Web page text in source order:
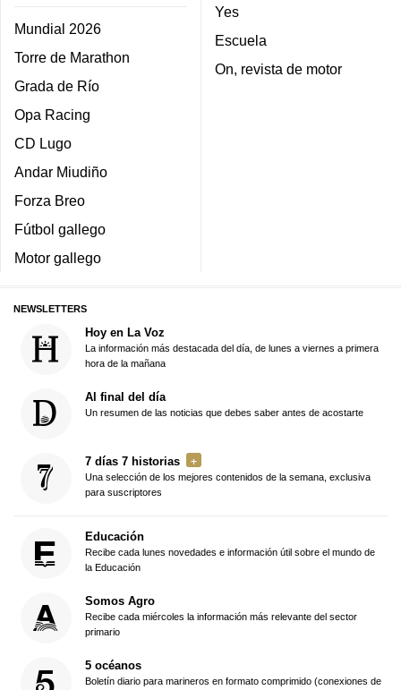
Mundial 2026
Torre de Marathon
Grada de Río
Opa Racing
CD Lugo
Andar Miudiño
Forza Breo
Fútbol gallego
Motor gallego
Yes
Escuela
On, revista de motor
NEWSLETTERS
Hoy en La Voz
La información más destacada del día, de lunes a viernes a primera
hora de la mañana
Al final del día
Un resumen de las noticias que debes saber antes de acostarte
7 días 7 historias
Una selección de los mejores contenidos de la semana, exclusiva
para suscriptores
Educación
Recibe cada lunes novedades e información útil sobre el mundo de
la Educación
Somos Agro
Recibe cada miércoles la información más relevante del sector
primario
5 océanos
Boletín diario para marineros en formato comprimido (conexiones de